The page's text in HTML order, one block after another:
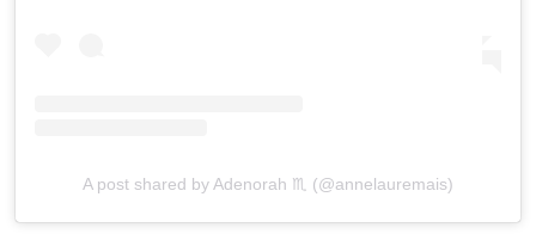
A post shared by Adenorah ♏️ (@annelauremais)